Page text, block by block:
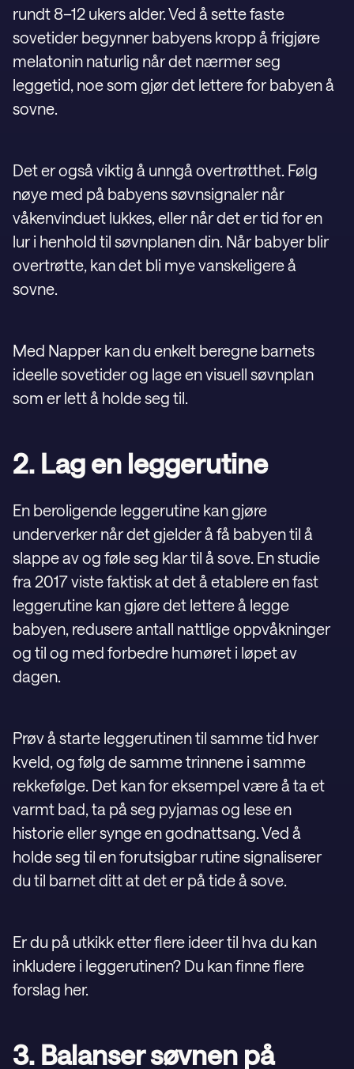
rundt 8–12 ukers alder. Ved å sette faste
sovetider begynner babyens kropp å frigjøre
melatonin naturlig når det nærmer seg
leggetid, noe som gjør det lettere for babyen å
sovne.
Det er også viktig å unngå overtrøtthet. Følg
nøye med på babyens søvnsignaler når
våkenvinduet lukkes, eller når det er tid for en
lur i henhold til søvnplanen din. Når babyer blir
overtrøtte, kan det bli mye vanskeligere å
sovne.
Med Napper kan du enkelt beregne barnets
ideelle sovetider og lage en visuell søvnplan
som er lett å holde seg til.
2. Lag en leggerutine
En beroligende leggerutine kan gjøre
underverker når det gjelder å få babyen til å
slappe av og føle seg klar til å sove. En studie
fra 2017 viste faktisk at det å etablere en fast
leggerutine kan gjøre det lettere å legge
babyen, redusere antall nattlige oppvåkninger
og til og med forbedre humøret i løpet av
dagen.
Prøv å starte leggerutinen til samme tid hver
kveld, og følg de samme trinnene i samme
rekkefølge. Det kan for eksempel være å ta et
varmt bad, ta på seg pyjamas og lese en
historie eller synge en godnattsang. Ved å
holde seg til en forutsigbar rutine signaliserer
du til barnet ditt at det er på tide å sove.
Er du på utkikk etter flere ideer til hva du kan
inkludere i leggerutinen? Du kan finne flere
forslag her.
3. Balanser søvnen på